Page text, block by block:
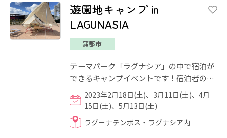
遊園地キャンプ in
LAGUNASIA
蒲郡市
テーマパーク「ラグナシア」の中で宿泊が
できるキャンプイベントです！宿泊者の方
はラグナシアに飲食物持ち込みがOKです♪
宿泊だからこそ楽しめるイ...
2023年2月18日(土)、3月11日(土)、4月
15日(土)、5月13日(土)
ラグーナテンボス・ラグナシア内